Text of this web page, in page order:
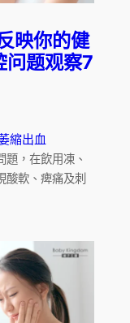
映你的健
问题观察7
縮出血
，在飲用凍、
酸軟、痺痛及刺